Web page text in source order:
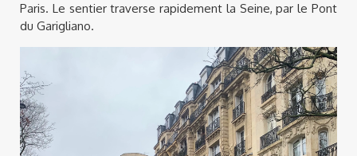
Paris. Le sentier traverse rapidement la Seine, par le Pont
du Garigliano.